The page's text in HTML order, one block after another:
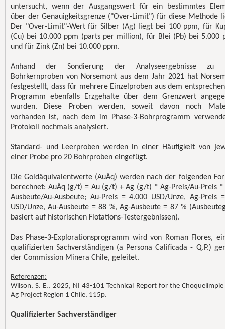
untersucht, wenn der Ausgangswert für ein bestimmtes
über der Genauigkeitsgrenze ("Over-Limit") für diese Methode
Der "Over-Limit"-Wert für Silber (Ag) liegt bei 100 ppm, für
(Cu) bei 10.000 ppm (parts per million), für Blei (Pb) bei 5.000
und für Zink (Zn) bei 10.000 ppm.
Anhand der Sondierung der Analyseergebnisse zu
Bohrkernproben von Norsemont aus dem Jahr 2021 hat
festgestellt, dass für mehrere Einzelproben aus dem
Programm ebenfalls Erzgehalte über dem Grenzwert
wurden. Diese Proben werden, soweit davon noch
vorhanden ist, nach dem im Phase-3-Bohrprogramm
Protokoll nochmals analysiert.
Standard- und Leerproben werden in einer Häufigkeit von
einer Probe pro 20 Bohrproben eingefügt.
Die Goldäquivalentwerte (AuÄq) werden nach der folgenden
berechnet: AuÄq (g/t) = Au (g/t) + Ag (g/t) * Ag-Preis/Au-Preis *
Ausbeute/Au-Ausbeute; Au-Preis = 4.000 USD/Unze, Ag-Preis
USD/Unze, Au-Ausbeute = 88 %, Ag-Ausbeute = 87 %
basiert auf historischen Flotations-Testergebnissen).
Das Phase-3-Explorationsprogramm wird von Roman Flores,
qualifizierten Sachverständigen (a Persona Calificada - Q.P.)
der Commission Minera Chile, geleitet.
Referenzen:
Wilson, S. E., 2025, NI 43-101 Technical Report for the
Ag Project Region 1 Chile, 115p.
Qualifizierter Sachverständiger